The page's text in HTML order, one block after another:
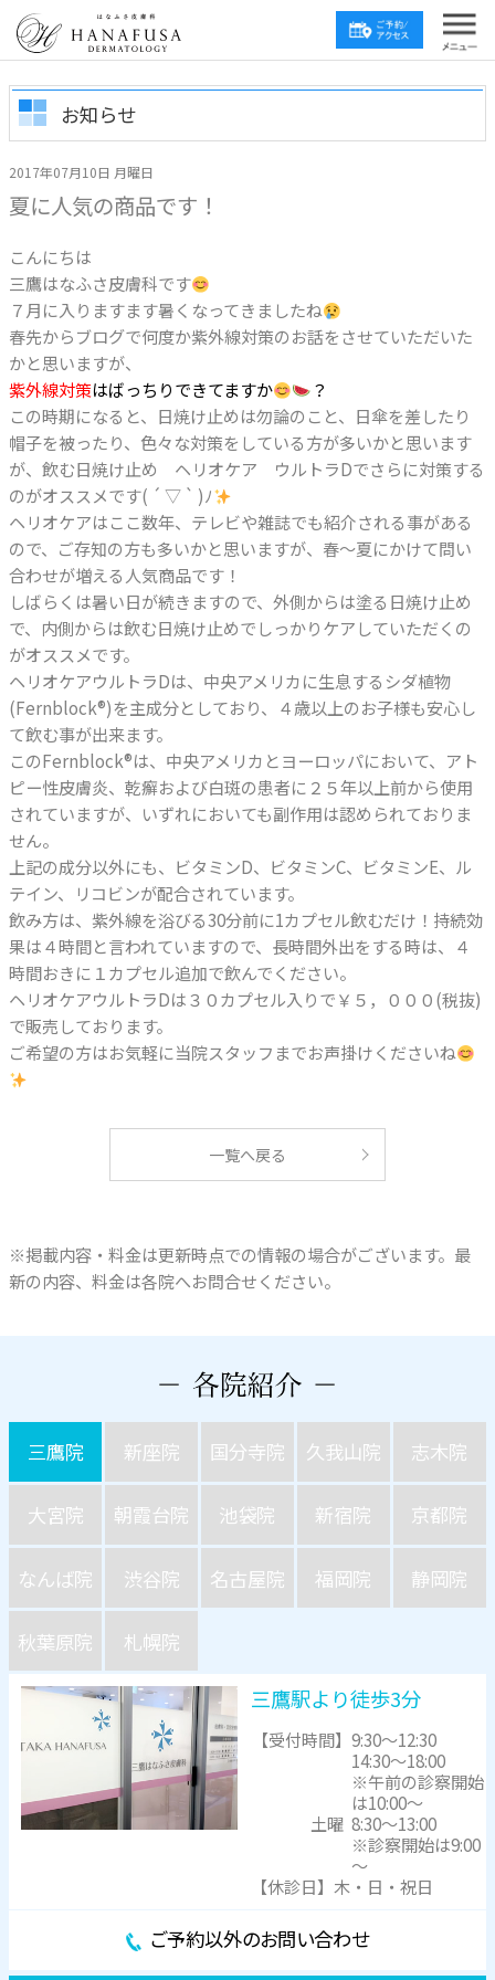
お知らせ
2017年07月10日 月曜日
夏に人気の商品です！
こんにちは
三鷹はなふさ皮膚科です
７月に入りますます暑くなってきましたね
春先からブログで何度か紫外線対策のお話をさせていただいた
かと思いますが、
紫外線対策はばっちりできてますか
？
この時期になると、日焼け止めは勿論のこと、日傘を差したり
帽子を被ったり、色々な対策をしている方が多いかと思います
が、飲む日焼け止め ヘリオケア ウルトラDでさらに対策する
のがオススメです( ´ ▽ ` )ﾉ
ヘリオケアはここ数年、テレビや雑誌でも紹介される事がある
ので、ご存知の方も多いかと思いますが、春〜夏にかけて問い
合わせが増える人気商品です！
しばらくは暑い日が続きますので、外側からは塗る日焼け止め
で、内側からは飲む日焼け止めでしっかりケアしていただくの
がオススメです。
ヘリオケアウルトラDは、中央アメリカに生息するシダ植物
(Fernblock®)を主成分としており、４歳以上のお子様も安心し
て飲む事が出来ます。
このFernblock®は、中央アメリカとヨーロッパにおいて、アト
ピー性皮膚炎、乾癬および白斑の患者に２５年以上前から使用
されていますが、いずれにおいても副作用は認められておりま
せん。
上記の成分以外にも、ビタミンD、ビタミンC、ビタミンE、ル
テイン、リコビンが配合されています。
飲み方は、紫外線を浴びる30分前に1カプセル飲むだけ！持続効
果は４時間と言われていますので、長時間外出をする時は、４
時間おきに１カプセル追加で飲んでください。
ヘリオケアウルトラDは３０カプセル入りで￥５，０００(税抜)
で販売しております。
ご希望の方はお気軽に当院スタッフまでお声掛けくださいね
一覧へ戻る
※掲載内容・料金は更新時点での情報の場合がございます。最
新の内容、料金は各院へお問合せください。
三鷹院 新座院 国分寺院 久我山院 志木院
大宮院 朝霞台院 池袋院 新宿院 京都院
なんば院 渋谷院 名古屋院 福岡院 静岡院
秋葉原院 札幌院
三鷹駅より徒歩3分
【受付時間】9:30～12:30
14:30～18:00
※午前の診察開始
は10:00～
土曜 8:30～13:00
※診察開始は9:00
～
【休診日】木・日・祝日
ご予約以外のお問い合わせ